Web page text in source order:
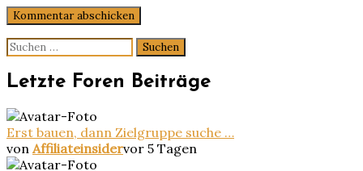
Suchen
nach:
Letzte Foren Beiträge
Erst bauen, dann Zielgruppe suche …
von Affiliateinsidervor 5 Tagen